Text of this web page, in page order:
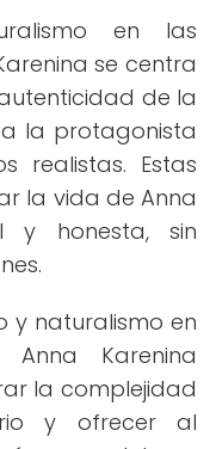
en las
se centra
de la
la protagonista
realistas. Estas
la vida de Anna
y honesta, sin
y naturalismo en
Karenina
la complejidad
y ofrecer al